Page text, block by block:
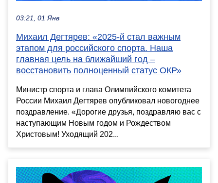
03:21, 01 Янв
Михаил Дегтярев: «2025-й стал важным
этапом для российского спорта. Наша
главная цель на ближайший год –
восстановить полноценный статус ОКР»
Министр спорта и глава Олимпийского комитета
России Михаил Дегтярев опубликовал новогоднее
поздравление. «Дорогие друзья, поздравляю вас с
наступающим Новым годом и Рождеством
Христовым! Уходящий 202...